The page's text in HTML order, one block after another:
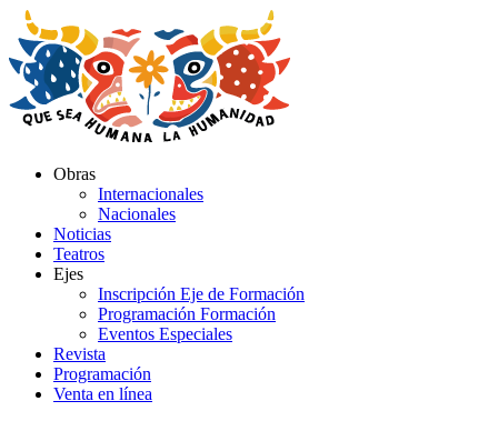
al
contenido
Obras
Internacionales
Nacionales
Noticias
Teatros
Ejes
Inscripción Eje de Formación
Programación Formación
Eventos Especiales
Revista
Programación
Venta en línea